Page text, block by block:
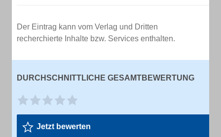
Der Eintrag kann vom Verlag und Dritten
recherchierte Inhalte bzw. Services enthalten.
DURCHSCHNITTLICHE GESAMTBEWERTUNG
Jetzt bewerten